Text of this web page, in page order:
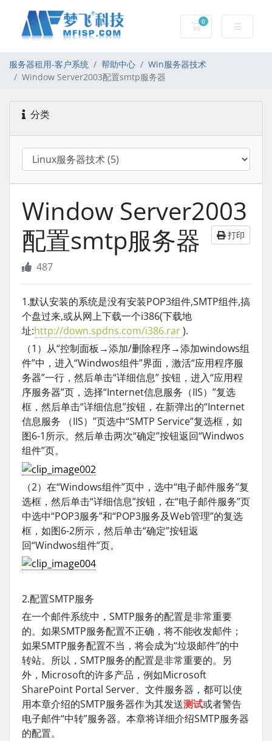
0
服务器租用-购物车
服务器租用-客户系统 帮助中心
Win服务器技术
Window Server2003配置smtp服务器
分类
Window Server2003
配置smtp服务器
打印
487
1.默认安装的系统是没有安装POP3组件,SMTP组件,搞
个盘过来,或从网上下载一个i386(下载地
址:http://down.spdns.com/i386.rar).
（1）从“控制面板→添加/删除程序→添加windows组
件”中，进入“Windwos组件”界面，激活“应用程序服
务器”一行，然后单击“详细信息” 按钮，进入“应用程
序服务器”页，选择“Internet信息服务（IIS）”复选
框，然后单击“详细信息”按钮，在新弹出的“Internet
信息服务 （IIS）”页选中“SMTP Service”复选框，如
图6-1所示。然后单击两次“确定”按钮返回“Windwos
组件”页。
（2）在“Windows组件”页中，选中“电子邮件服务”复
选框，然后单击“详细信息”按钮，在“电子邮件服务”页
中选中“POP3服务”和“POP3服务及Web管理”的复选
框，如图6-2所示，然后单击“确定”按钮返
回“Windwos组件”页。
2.配置SMTP服务
在一个邮件系统中，SMTP服务的配置是非常重要
的。如果SMTP服务配置不正确，将不能收发邮件；
如果SMTP服务配置不当，将会成为“垃圾邮件”的中
转站。所以，SMTP服务的配置是非常重要的。另
外，Microsoft的许多产品，例如Microsoft
SharePoint Portal Server、文件服务器，都可以使
用本章介绍的SMTP服务器作为其发送测试或者警告
电子邮件“中转”服务器。本章将详细介绍SMTP服务器
的配置。